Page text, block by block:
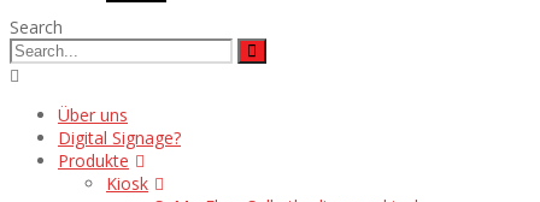
Search
Über uns
Digital Signage?
Produkte
Kiosk